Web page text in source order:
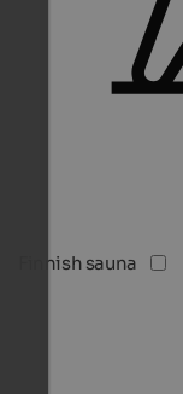
Finnish sauna